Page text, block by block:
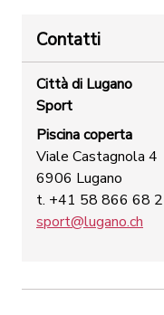
Contatti
Città di Lugano
Sport
Piscina coperta
Viale Castagnola 4
6906 Lugano
t. +41 58 866 68
sport@lugano.ch